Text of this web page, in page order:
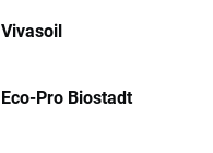
Vivasoil
Eco-Pro Biostadt